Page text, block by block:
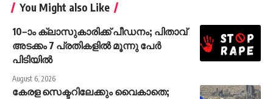
You Might also Like
10–ാം ക്ലാസുകാരിക്ക് പീഡനം; പിതാവ്
അടക്കം 7 പ്രതികളിൽ മൂന്നു പേർ
പിടിയിൽ
August 6, 2026
കേരള സെക്ടറിലേക്കും വൈകാതെ;